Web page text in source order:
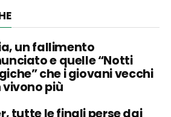
un fallimento
e quelle “Notti
che i giovani vecchi
vivono più
tutte le finali perse dai